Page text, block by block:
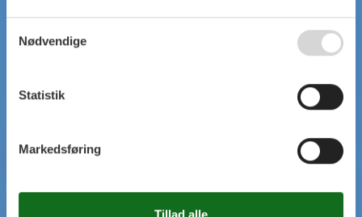
Nødvendige
Statistik
Markedsføring